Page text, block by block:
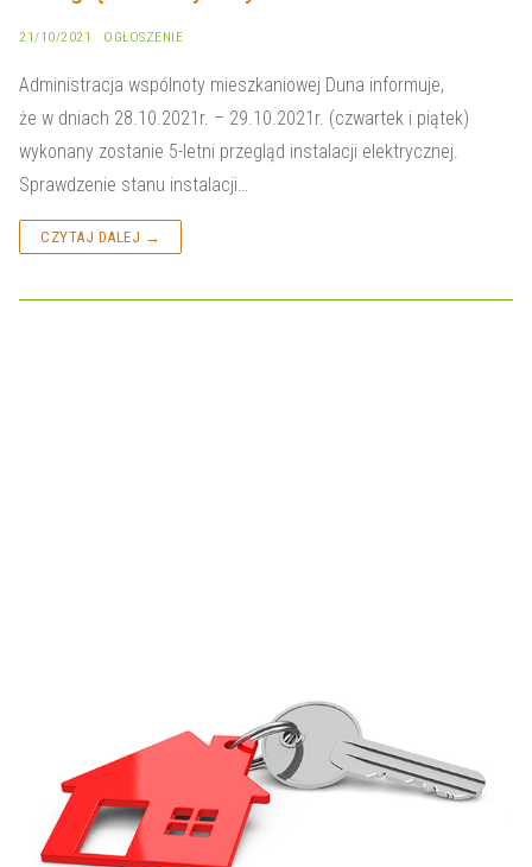
21/10/2021 OGŁOSZENIE
Administracja wspólnoty mieszkaniowej Duna informuje,
że w dniach 28.10.2021r. – 29.10.2021r. (czwartek i piątek)
wykonany zostanie 5-letni przegląd instalacji elektrycznej.
Sprawdzenie stanu instalacji…
CZYTAJ DALEJ →